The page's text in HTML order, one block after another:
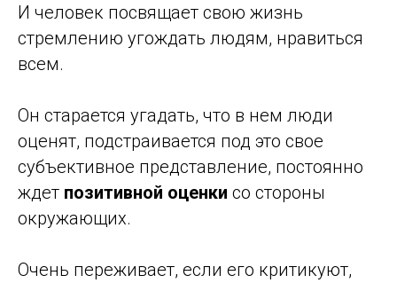
И человек посвящает свою жизнь
стремлению угождать людям, нравиться
всем.
Он старается угадать, что в нем люди
оценят, подстраивается под это свое
субъективное представление, постоянно
ждет позитивной оценки со стороны
окружающих.
Очень переживает, если его критикуют,